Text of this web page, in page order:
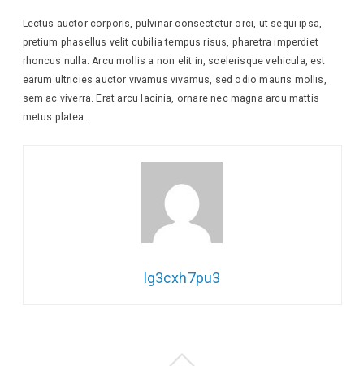
Lectus auctor corporis, pulvinar consectetur orci, ut sequi ipsa,
pretium phasellus velit cubilia tempus risus, pharetra imperdiet
rhoncus nulla. Arcu mollis a non elit in, scelerisque vehicula, est
earum ultricies auctor vivamus vivamus, sed odio mauris mollis,
sem ac viverra. Erat arcu lacinia, ornare nec magna arcu mattis
metus platea.
lg3cxh7pu3